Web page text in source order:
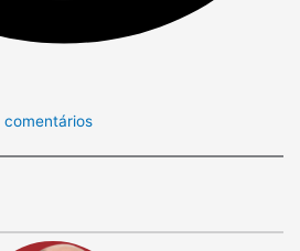
comentários